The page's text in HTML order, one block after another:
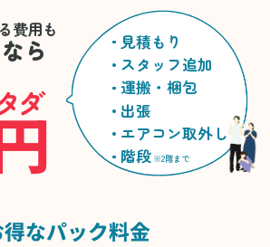
費用も
ら
ダ
見積もり
スタッフ追加
運搬・梱包
出張
エアコン取外し
階段 ※2階まで
なパック料金